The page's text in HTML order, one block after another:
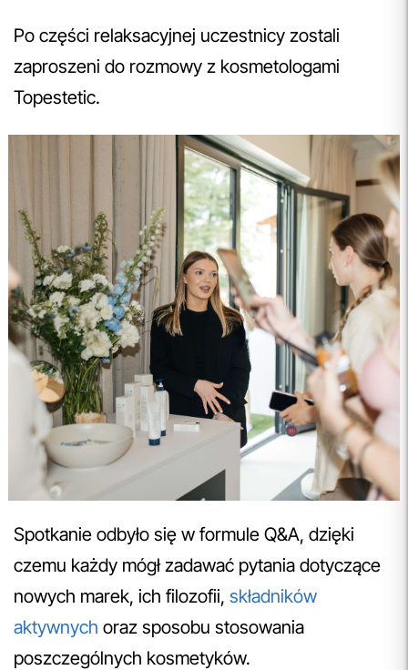
Po części relaksacyjnej uczestnicy zostali
zaproszeni do rozmowy z kosmetologami
Topestetic.
Spotkanie odbyło się w formule Q&A, dzięki
czemu każdy mógł zadawać pytania dotyczące
nowych marek, ich filozofii, składników
aktywnych oraz sposobu stosowania
poszczególnych kosmetyków.